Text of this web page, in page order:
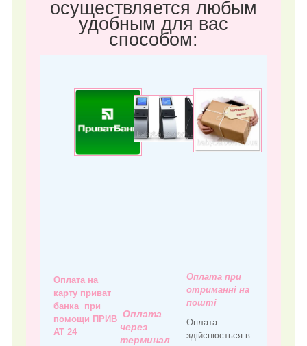
осуществляется любым
удобным для вас
способом:
Оплата на
карту приват
банка при
помощи ПРИВ
АТ 24
Оплата
через
терминал
Оплата при
отриманні на
пошті
Оплата
здійснюється в